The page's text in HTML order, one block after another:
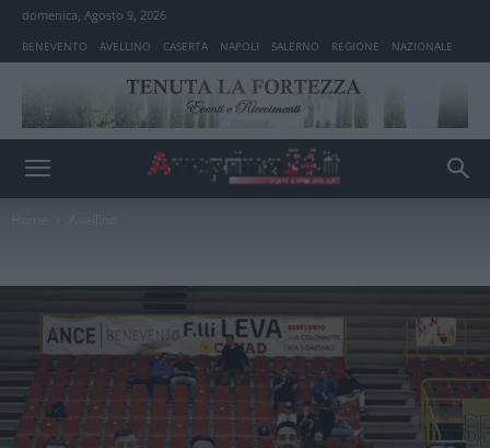
domenica, Agosto 9, 2026
BENEVENTO AVELLINO CASERTA NAPOLI SALERNO REGIONE NAZIONALE